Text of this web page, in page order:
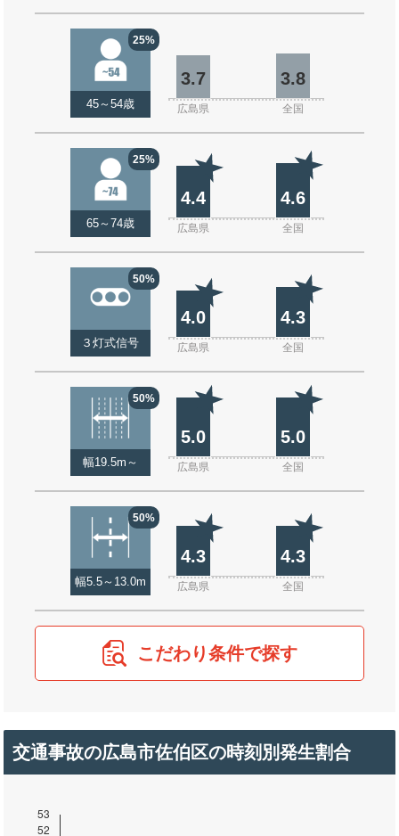
25%
45～54歳
3.7 3.8
広島県 全国
25%
65～74歳
4.4 4.6
広島県 全国
50%
３灯式信号
4.0 4.3
広島県 全国
50%
幅19.5m～
5.0 5.0
広島県 全国
50%
幅5.5～13.0m
4.3 4.3
広島県 全国
こだわり条件で探す
交通事故の広島市佐伯区の時刻別発生割合